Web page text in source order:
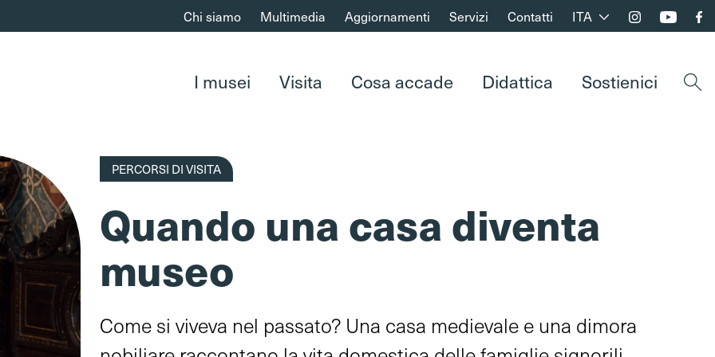
Chi siamo Multimedia Aggiornamenti Servizi Contatti ITA
I musei Visita Cosa accade Didattica Sostienici Apri
PERCORSI DI VISITA
Quando una casa diventa
museo
Come si viveva nel passato? Una casa medievale e una dimora